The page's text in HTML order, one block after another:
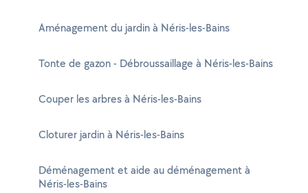
Aménagement du jardin à Néris-les-Bains
Tonte de gazon - Débroussaillage à Néris-les-Bains
Couper les arbres à Néris-les-Bains
Cloturer jardin à Néris-les-Bains
Déménagement et aide au déménagement à
Néris-les-Bains